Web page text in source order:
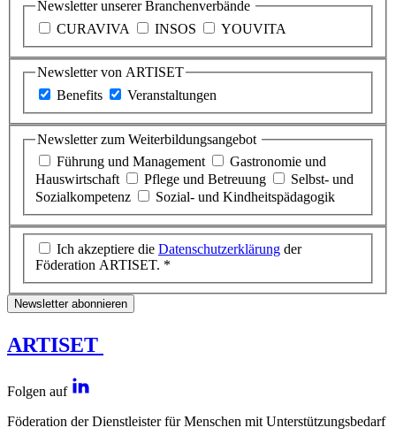
Newsletter unserer Branchenverbände
CURAVIVA
INSOS YOUVITA
Newsletter von ARTISET
Benefits
Veranstaltungen
Newsletter zum Weiterbildungsangebot
Führung und Management
Gastronomie und
Hauswirtschaft
Pflege und Betreuung
Selbst- und
Sozialkompetenz
Sozial- und Kindheitspädagogik
Ich akzeptiere die Datenschutzerklärung der
Föderation ARTISET. *
Newsletter abonnieren
ARTISET
Folgen auf
Föderation der Dienstleister für Menschen mit Unterstützungsbedarf